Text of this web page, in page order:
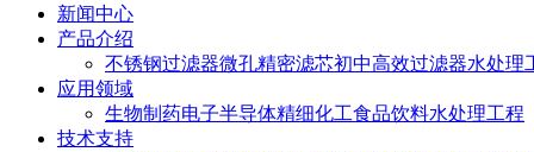
新闻中心
产品介绍
不锈钢过滤器微孔精密滤芯初中高效过滤器水处理
应用领域
生物制药电子半导体精细化工食品饮料水处理工程
技术支持